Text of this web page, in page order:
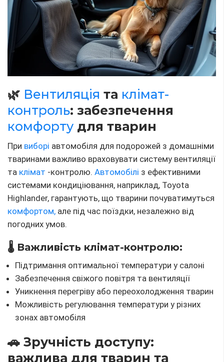
🌿 Вентиляція та клімат-
контроль: забезпечення
комфорту для тварин
При виборі автомобіля для подорожей з домашніми
тваринами важливо враховувати систему вентиляції
та клімат -контролю. Автомобілі з ефективними
системами кондиціювання, наприклад, Toyota
Highlander, гарантують, що тварини почуватимуться
комфортом, але під час поїздки, незалежно від
погодних умов.
🌡️ Важливість клімат-контролю:
Підтримання оптимальної температури у салоні
Забезпечення свіжого повітря та вентиляції
Уникнення перегріву або переохолодження тварин
Можливість регулювання температури у різних
зонах автомобіля
🚗 Зручність доступу:
важлива для тварин та